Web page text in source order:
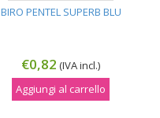
BIRO PENTEL SUPERB BLU
€0,82 (IVA incl.)
Aggiungi al carrello